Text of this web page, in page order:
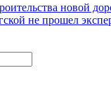
новой
не прошел